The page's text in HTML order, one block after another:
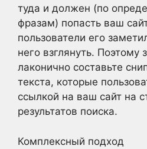
туда и должен (по
фразам) попасть ваш
пользователи его
него взглянуть. Поэтому
лаконично составьте
текста, которые
ссылкой на ваш сайт на
результатов поиска.
Комплексный подход